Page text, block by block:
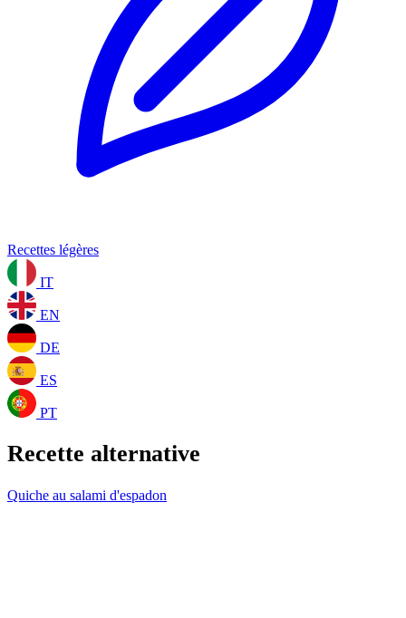
Recettes légères
IT
EN
DE
ES
PT
Recette alternative
Quiche au salami d'espadon